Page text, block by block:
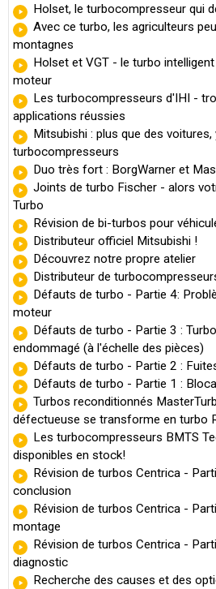
Holset, le turbocompresseur qui
Avec ce turbo, les agriculteurs
montagnes
Holset et VGT - le turbo
moteur
Les turbocompresseurs d'IHI -
applications réussies
Mitsubishi : plus que des
turbocompresseurs
Duo très fort : BorgWarner et
Joints de turbo Fischer - alors
Turbo
Révision de bi-turbos pour
Distributeur officiel Mitsubishi !
Découvrez notre propre atelier
Distributeur de
Défauts de turbo - Partie 4:
moteur
Défauts de turbo - Partie 3 :
endommagé (à l'échelle des pièces)
Défauts de turbo - Partie 2 :
Défauts de turbo - Partie 1 :
Turbos reconditionnés
défectueuse se transforme en turbo
Les turbocompresseurs BMTS
disponibles en stock!
Révision de turbos Centrica -
conclusion
Révision de turbos Centrica -
montage
Révision de turbos Centrica -
diagnostic
Recherche des causes et des